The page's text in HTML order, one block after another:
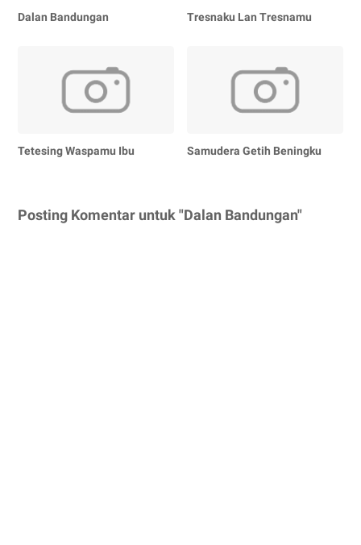
Dalan Bandungan Tresnaku Lan Tresnamu
Tetesing Waspamu Ibu Samudera Getih Beningku
Posting Komentar untuk "Dalan Bandungan"